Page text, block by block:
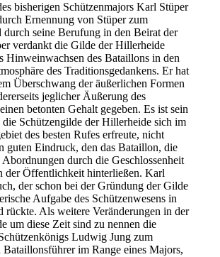
bisherigen Schützenmajors Karl Stüper
Ernennung von Stüper zum
durch seine Berufung in den Beirat der
verdankt die Gilde der Hillerheide
Hinweinwachsen des Bataillons in den
des Traditionsgedankens. Er hat
Überschwang der äußerlichen Formen
jeglicher Äußerung des
betonten Gehalt gegeben. Es ist sein
Schützengilde der Hillerheide sich im
des besten Rufes erfreute, nicht
guten Eindruck, den das Bataillon, die
durch die Geschlossenheit
der Öffentlichkeit hinterließen. Karl
der schon bei der Gründung der Gilde
Aufgabe des Schützenwesens in
rückte. Als weitere Veränderungen in der
um diese Zeit sind zu nennen die
Ludwig Jung zum
Bataillonsführer im Range eines Majors,